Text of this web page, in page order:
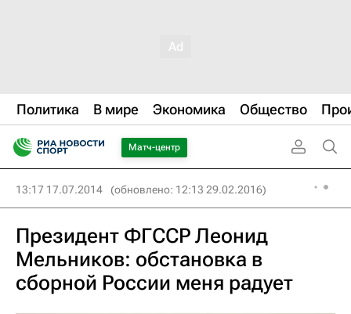
Политика В мире Экономика Общество
Матч-центр
13:17 17.07.2014 (обновлено: 12:13 29.02.2016)
Президент ФГССР Леонид
Мельников: обстановка в
сборной России меня радует